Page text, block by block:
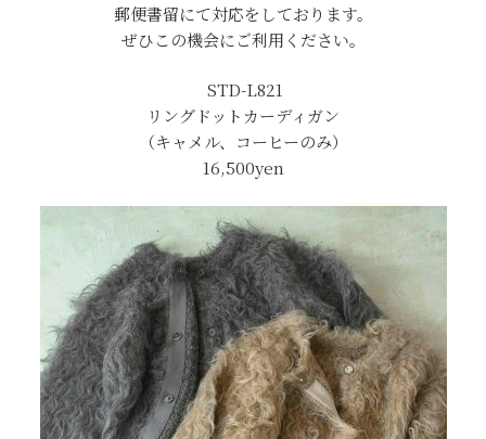
郵便書留にて対応をしております。
ぜひこの機会にご利用ください。
STD-L821
リングドットカーディガン
（キャメル、コーヒーのみ）
16,500yen